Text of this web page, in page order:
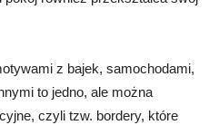
z bajek, samochodami,
to jedno, ale można
czyli tzw. bordery, które